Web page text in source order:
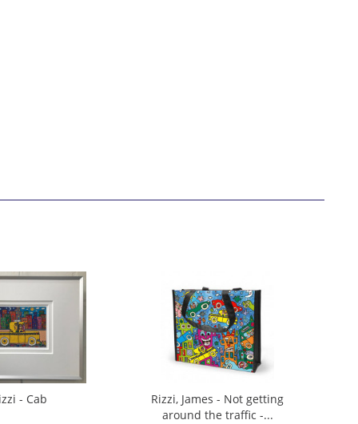
- Cab
Rizzi, James - Not getting
around the traffic -...